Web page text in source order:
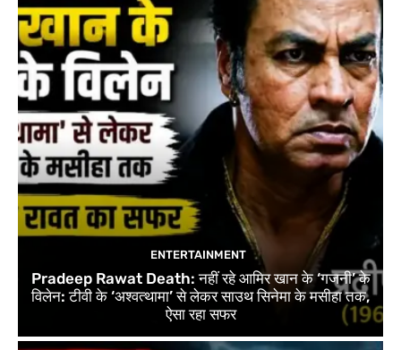
ENTERTAINMENT
Pradeep Rawat Death: नहीं रहे आमिर खान के ‘गजनी’ के
विलेन: टीवी के ‘अश्वत्थामा’ से लेकर साउथ सिनेमा के मसीहा तक,
ऐसा रहा सफर